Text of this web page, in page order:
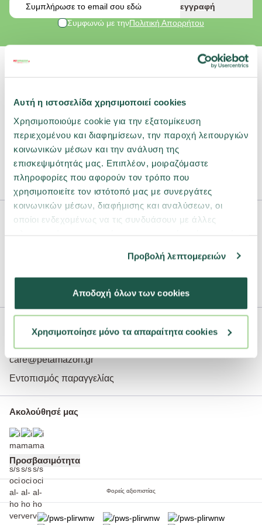
Αυτή η ιστοσελίδα χρησιμοποιεί cookies
Χρησιμοποιούμε cookie για την εξατομίκευση
περιεχομένου και διαφημίσεων, την παροχή λειτουργιών
κοινωνικών μέσων και την ανάλυση της
επισκεψιμότητάς μας. Επιπλέον, μοιραζόμαστε
πληροφορίες που αφορούν τον τρόπο που
χρησιμοποιείτε τον ιστότοπό μας με συνεργάτες
κοινωνικών μέσων, διαφήμισης και αναλύσεων, οι
οποίοι ενδεχομένως να τις συνδυάσουν με άλλες
Προβολή λεπτομερειών
Αποδοχή όλων των cookies
Χρησιμοποίησε μόνο τα απαραίτητα cookies
εγγραφή
Συμφωνώ με τηνΠολιτική Απορρήτου
Θέλεις Βοήθεια;
Τρόποι πληρωμής
Τρόποι αποστολής / Χρόνος παράδοσης
Επιστροφές
Έξοδα αποστολής
Η Εταιρεία
Προσωπικά δεδομένα
care@petamazon.gr
Εντοπισμός παραγγελίας
Ακολούθησέ μας
Προσβασιμότητα
Φορείς αξιοπιστίας